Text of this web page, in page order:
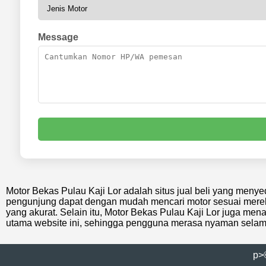
Message
Motor Bekas Pulau Kaji Lor adalah situs jual beli yang
pengunjung dapat dengan mudah mencari motor sesuai
yang akurat. Selain itu, Motor Bekas Pulau Kaji Lor juga
utama website ini, sehingga pengguna merasa nyaman